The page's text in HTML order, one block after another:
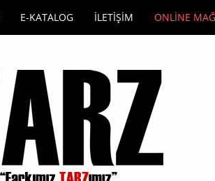
E-KATALOG İLETİŞİM ONLİNE